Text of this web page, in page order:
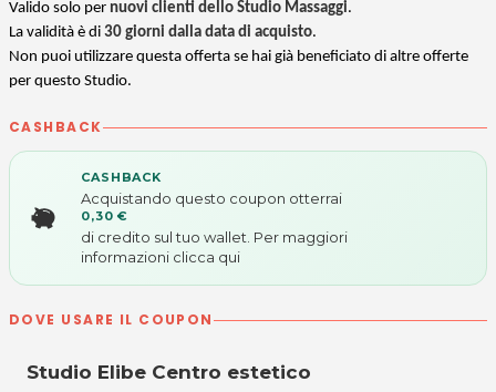
Valido solo per nuovi clienti dello Studio Massaggi.
La validità è di 30 giorni dalla data di acquisto.
Non puoi utilizzare questa offerta se hai già beneficiato di altre offerte
per questo Studio.
CASHBACK
CASHBACK
Acquistando questo coupon otterrai
0,30 €
di credito sul tuo wallet. Per maggiori
informazioni clicca qui
DOVE USARE IL COUPON
Studio Elibe Centro estetico